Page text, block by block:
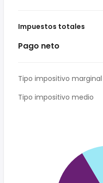
Impuestos totales
Pago neto
Tipo impositivo marginal
Tipo impositivo medio